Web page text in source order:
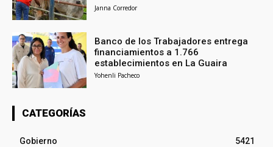
Janna Corredor
Banco de los Trabajadores entrega
financiamientos a 1.766
establecimientos en La Guaira
Yohenli Pacheco
CATEGORÍAS
Gobierno
5421